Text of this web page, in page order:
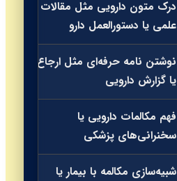
درک متون دارویی مثل مقالات
علمی یا دستورالعمل دارو
نوشتن نامه حرفه‌ای مثل ارجاع
یا گزارش دارویی
فهم مکالمات دارویی یا
سخنرانی‌های پزشکی
شبیه‌سازی مکالمه با بیمار یا